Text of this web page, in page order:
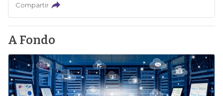
Compartir
A Fondo